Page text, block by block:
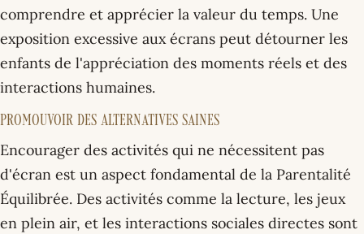
comprendre et apprécier la valeur du temps. Une
exposition excessive aux écrans peut détourner les
enfants de l'appréciation des moments réels et des
interactions humaines.
Promouvoir des Alternatives Saines
Encourager des activités qui ne nécessitent pas
d'écran est un aspect fondamental de la Parentalité
Équilibrée. Des activités comme la lecture, les jeux
en plein air, et les interactions sociales directes sont